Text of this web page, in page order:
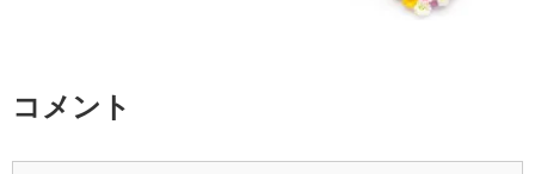
コメント